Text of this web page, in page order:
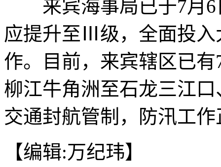
来宾海事局已于7月6
应提升至Ⅲ级，全面投入
作。目前，来宾辖区已
柳江牛角洲至石龙三江
交通封航管制，防汛工
【编辑:万纪玮】